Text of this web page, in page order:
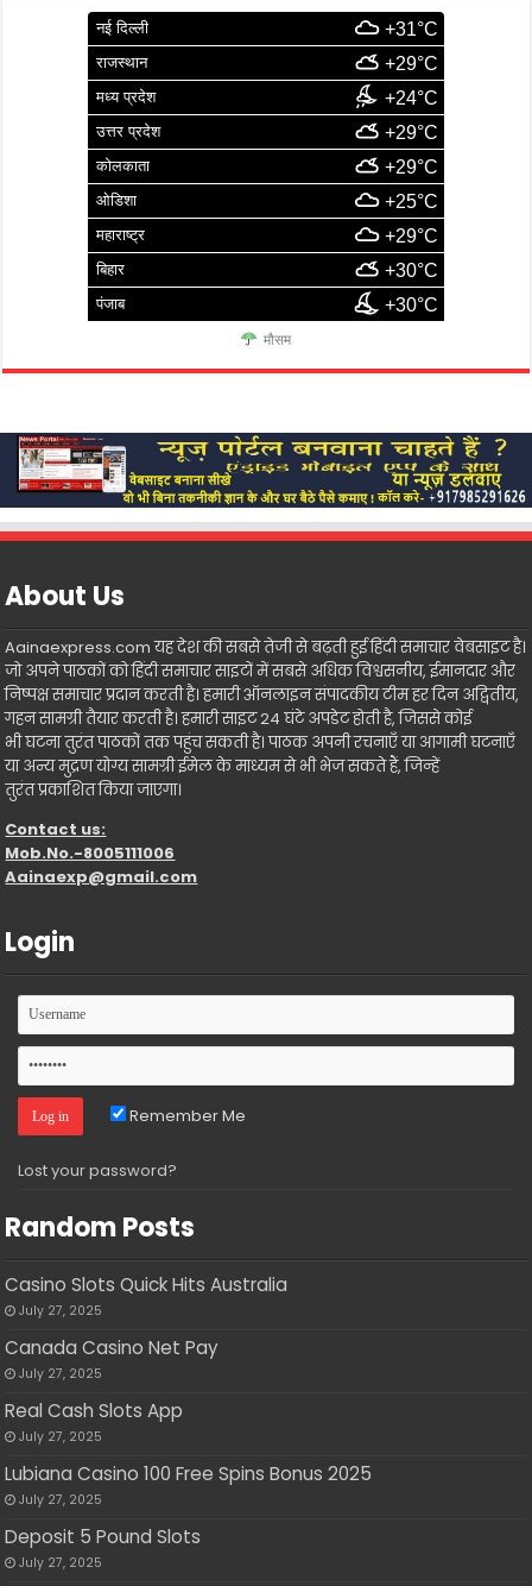
नई दिल्ली +31°C
राजस्थान +29°C
मध्य प्रदेश +24°C
उत्तर प्रदेश +29°C
कोलकाता +29°C
ओडिशा +25°C
महाराष्ट्र +29°C
बिहार +30°C
पंजाब +30°C
मौसम
About Us
Aainaexpress.com यह देश की सबसे तेजी से बढ़ती हुई हिंदी समाचार वेबसाइट है।
जो अपने पाठकों को हिंदी समाचार साइटों में सबसे अधिक विश्वसनीय, ईमानदार और
निष्पक्ष समाचार प्रदान करती है। हमारी ऑनलाइन संपादकीय टीम हर दिन अद्वितीय,
गहन सामग्री तैयार करती है। हमारी साइट 24 घंटे अपडेट होती है, जिससे कोई
भी घटना तुरंत पाठकों तक पहुंच सकती है। पाठक अपनी रचनाएँ या आगामी घटनाएँ
या अन्य मुद्रण योग्य सामग्री ईमेल के माध्यम से भी भेज सकते हैं, जिन्हें
तुरंत प्रकाशित किया जाएगा।
Contact us:
Mob.No.-8005111006
Aainaexp@gmail.com
Login
Remember Me
Lost your password?
Random Posts
Casino Slots Quick Hits Australia
July 27, 2025
Canada Casino Net Pay
July 27, 2025
Real Cash Slots App
July 27, 2025
Lubiana Casino 100 Free Spins Bonus 2025
July 27, 2025
Deposit 5 Pound Slots
July 27, 2025